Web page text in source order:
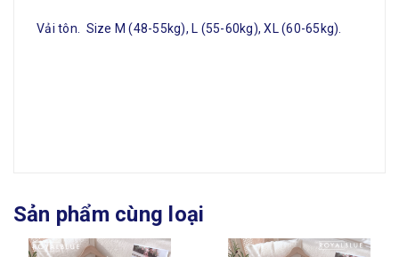
Vải tôn. Size M (48-55kg), L (55-60kg), XL (60-65kg).
Sản phẩm cùng loại